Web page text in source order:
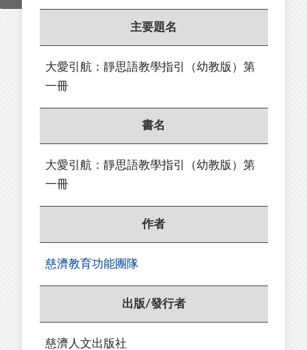
主要題名
大愛引航：靜思語教學指引（幼教版）第
一冊
書名
大愛引航：靜思語教學指引（幼教版）第
一冊
作者
慈濟教育功能團隊
出版/發行者
慈濟人文出版社